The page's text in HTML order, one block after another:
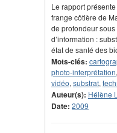
Le rapport
frange côtière de
de profondeur
d’information :
état de santé des
Mots-clés:
photo-interprétation,
vidéo, substrat,
Auteur(s): Hélène
Date: 2009